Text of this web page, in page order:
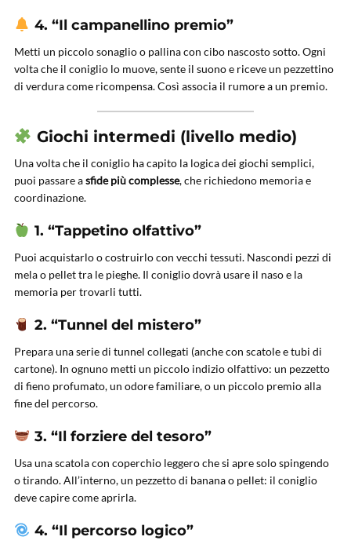
4. “Il campanellino premio”
Metti un piccolo sonaglio o pallina con cibo nascosto sotto. Ogni
volta che il coniglio lo muove, sente il suono e riceve un pezzettino
di verdura come ricompensa. Così associa il rumore a un premio.
Giochi intermedi (livello medio)
Una volta che il coniglio ha capito la logica dei giochi semplici,
puoi passare asfide più complesse, che richiedono memoria e
coordinazione.
1. “Tappetino olfattivo”
Puoi acquistarlo o costruirlo con vecchi tessuti. Nascondi pezzi di
mela o pellet tra le pieghe. Il coniglio dovrà usare il naso e la
memoria per trovarli tutti.
2. “Tunnel del mistero”
Prepara una serie di tunnel collegati (anche con scatole e tubi di
cartone). In ognuno metti un piccolo indizio olfattivo: un pezzetto
di fieno profumato, un odore familiare, o un piccolo premio alla
fine del percorso.
3. “Il forziere del tesoro”
Usa una scatola con coperchio leggero che si apre solo spingendo
o tirando. All’interno, un pezzetto di banana o pellet: il coniglio
deve capire come aprirla.
4. “Il percorso logico”